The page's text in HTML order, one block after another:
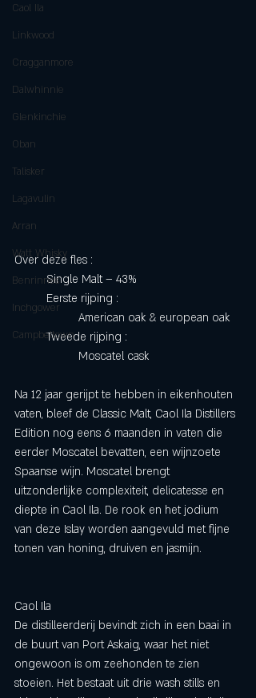
Caol Ila
Linkwood
Cragganmore
Dalwhinnie
Glenkinchie
Oban
Talisker
Lagavulin
Arran
Watt Whisky
Benrinnes
Inchgower
Campbeltown
Over deze fles :
	Single Malt – 43%
	Eerste rijping :
		American oak & european oak
	Tweede rijping :
		Moscatel cask
Na 12 jaar gerijpt te hebben in eikenhouten
vaten, bleef de Classic Malt, Caol Ila Distillers
Edition nog eens 6 maanden in vaten die
eerder Moscatel bevatten, een wijnzoete
Spaanse wijn. Moscatel brengt
uitzonderlijke complexiteit, delicatesse en
diepte in Caol Ila. De rook en het jodium
van deze Islay worden aangevuld met fijne
tonen van honing, druiven en jasmijn.
Caol Ila
De distilleerderij bevindt zich in een baai in
de buurt van Port Askaig, waar het niet
ongewoon is om zeehonden te zien
stoeien. Het bestaat uit drie wash stills en